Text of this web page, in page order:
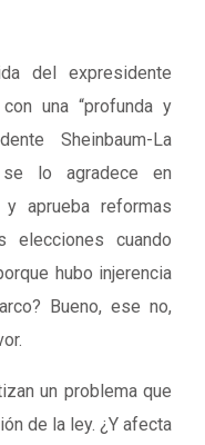
del expresidente
una “profunda y
Sheinbaum-La
se lo agradece en
aprueba reformas
elecciones cuando
hubo injerencia
Bueno, ese no,
un problema que
de la ley. ¿Y afecta